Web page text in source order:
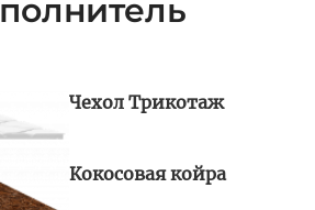
Кокосовая койра
Чехол Трикотаж